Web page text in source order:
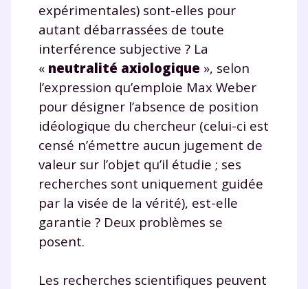
expérimentales) sont-elles pour
autant débarrassées de toute
interférence subjective ? La
« neutralité axiologique », selon
l’expression qu’emploie Max Weber
pour désigner l’absence de position
idéologique du chercheur (celui-ci est
censé n’émettre aucun jugement de
valeur sur l’objet qu’il étudie ; ses
recherches sont uniquement guidée
par la visée de la vérité), est-elle
garantie ? Deux problèmes se
posent.
Les recherches scientifiques peuvent